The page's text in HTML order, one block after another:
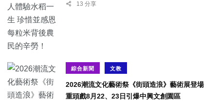
13 分享
綜合新聞 文教
2026潮流文化藝術祭《街頭造浪》藝術展登場
重頭戲8月22、23日引爆中興文創園區